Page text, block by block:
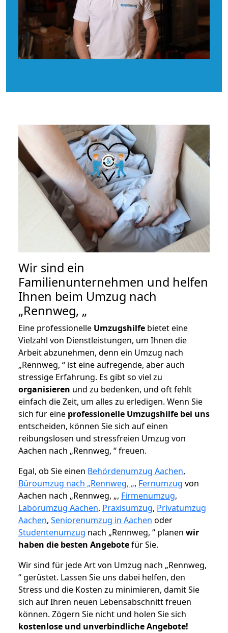
Wir sind ein
Familienunternehmen und helfen
Ihnen beim Umzug nach
„Rennweg, „
Eine professionelle Umzugshilfe bietet eine
Vielzahl von Dienstleistungen, um Ihnen die
Arbeit abzunehmen, denn ein Umzug nach
„Rennweg, “ ist eine aufregende, aber auch
stressige Erfahrung. Es gibt so viel zu
organisieren und zu bedenken, und oft fehlt
einfach die Zeit, um alles zu erledigen. Wenn Sie
sich für eine professionelle Umzugshilfe bei uns
entscheiden, können Sie sich auf einen
reibungslosen und stressfreien Umzug von
Aachen nach „Rennweg, “ freuen.
Egal, ob Sie einen Behördenumzug Aachen,
Büroumzug nach „Rennweg, „, Fernumzug von
Aachen nach „Rennweg, „, Firmenumzug,
Laborumzug Aachen, Praxisumzug, Privatumzug
Aachen, Seniorenumzug in Aachen oder
Studentenumzug nach „Rennweg, “ planen wir
haben die besten Angebotefür Sie.
Wir sind für jede Art von Umzug nach „Rennweg,
“ gerüstet. Lassen Sie uns dabei helfen, den
Stress und die Kosten zu minimieren, damit Sie
sich auf Ihren neuen Lebensabschnitt freuen
können. Zögern Sie nicht und holen Sie sich
kostenlose und unverbindliche Angebote!